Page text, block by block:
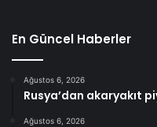
En Güncel Haberler
Ağustos 6, 2026
Rusya’dan akaryakıt
Ağustos 6, 2026